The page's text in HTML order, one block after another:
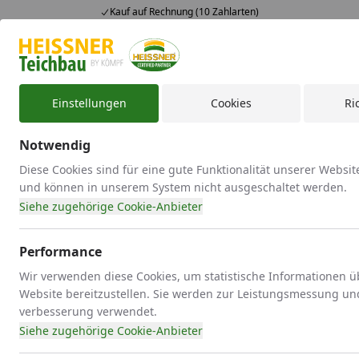
Einstellungen Cookies
Notwendig
Diese Cookies sind für eine gute Funktionalität unserer
und können in unserem System nicht ausgeschaltet werden.
Siehe zugehörige Cookie-Anbieter
Performance
Wir verwenden diese Cookies, um statistische Informationen
Website bereitzustellen. Sie werden zur Leistungsmessung
verbesserung verwendet.
Siehe zugehörige Cookie-Anbieter
Kauf auf Rechnung (10 Zahlarten)
Alle Produkte
Mein Konto
Startseite
Registrierungs- und
Datenschutzbestimmungen
Registrierung als Nutzer
(1) Ihre Registrierung zu unserem Handelssystem erfolgt
kostenlos. Ein Anspruch auf Zulassung zu unserem
Handelssystem besteht nicht. Teilnahmeberechtigt sind
ausschließlich unbeschränkt geschäftsfähige Personen.
Auf unser Verlangen haben Sie uns eine Kopie Ihres